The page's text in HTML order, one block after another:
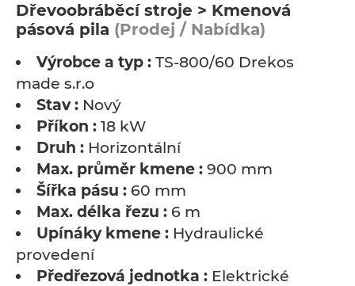
Dřevoobráběcí stroje > Kmenová
pásová pila (Prodej / Nabídka)
Výrobce a typ : TS-800/60 Drekos
made s.r.o
Stav : Nový
Příkon : 18 kW
Druh : Horizontální
Max. průměr kmene : 900 mm
Šířka pásu : 60 mm
Max. délka řezu : 6 m
Upínáky kmene : Hydraulické
provedení
Předřezová jednotka : Elektrické